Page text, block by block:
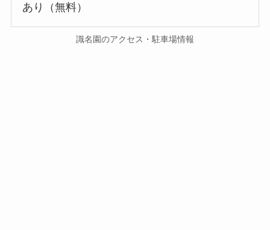
あり（無料）
識名園のアクセス・駐車場情報